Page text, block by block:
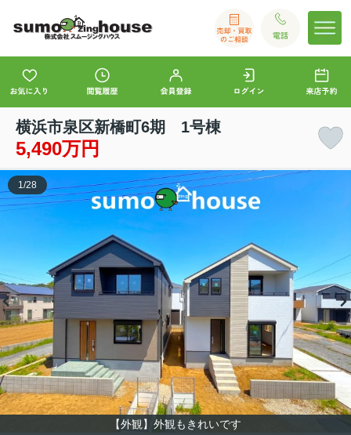
横浜市泉区新橋町6期 1号棟
5,490万円
【外観】外観もきれいです
1/28